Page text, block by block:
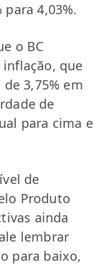
4,03%.
o BC
que
3,75% em
de
para cima e
de
Produto
ainda
lembrar
para baixo,